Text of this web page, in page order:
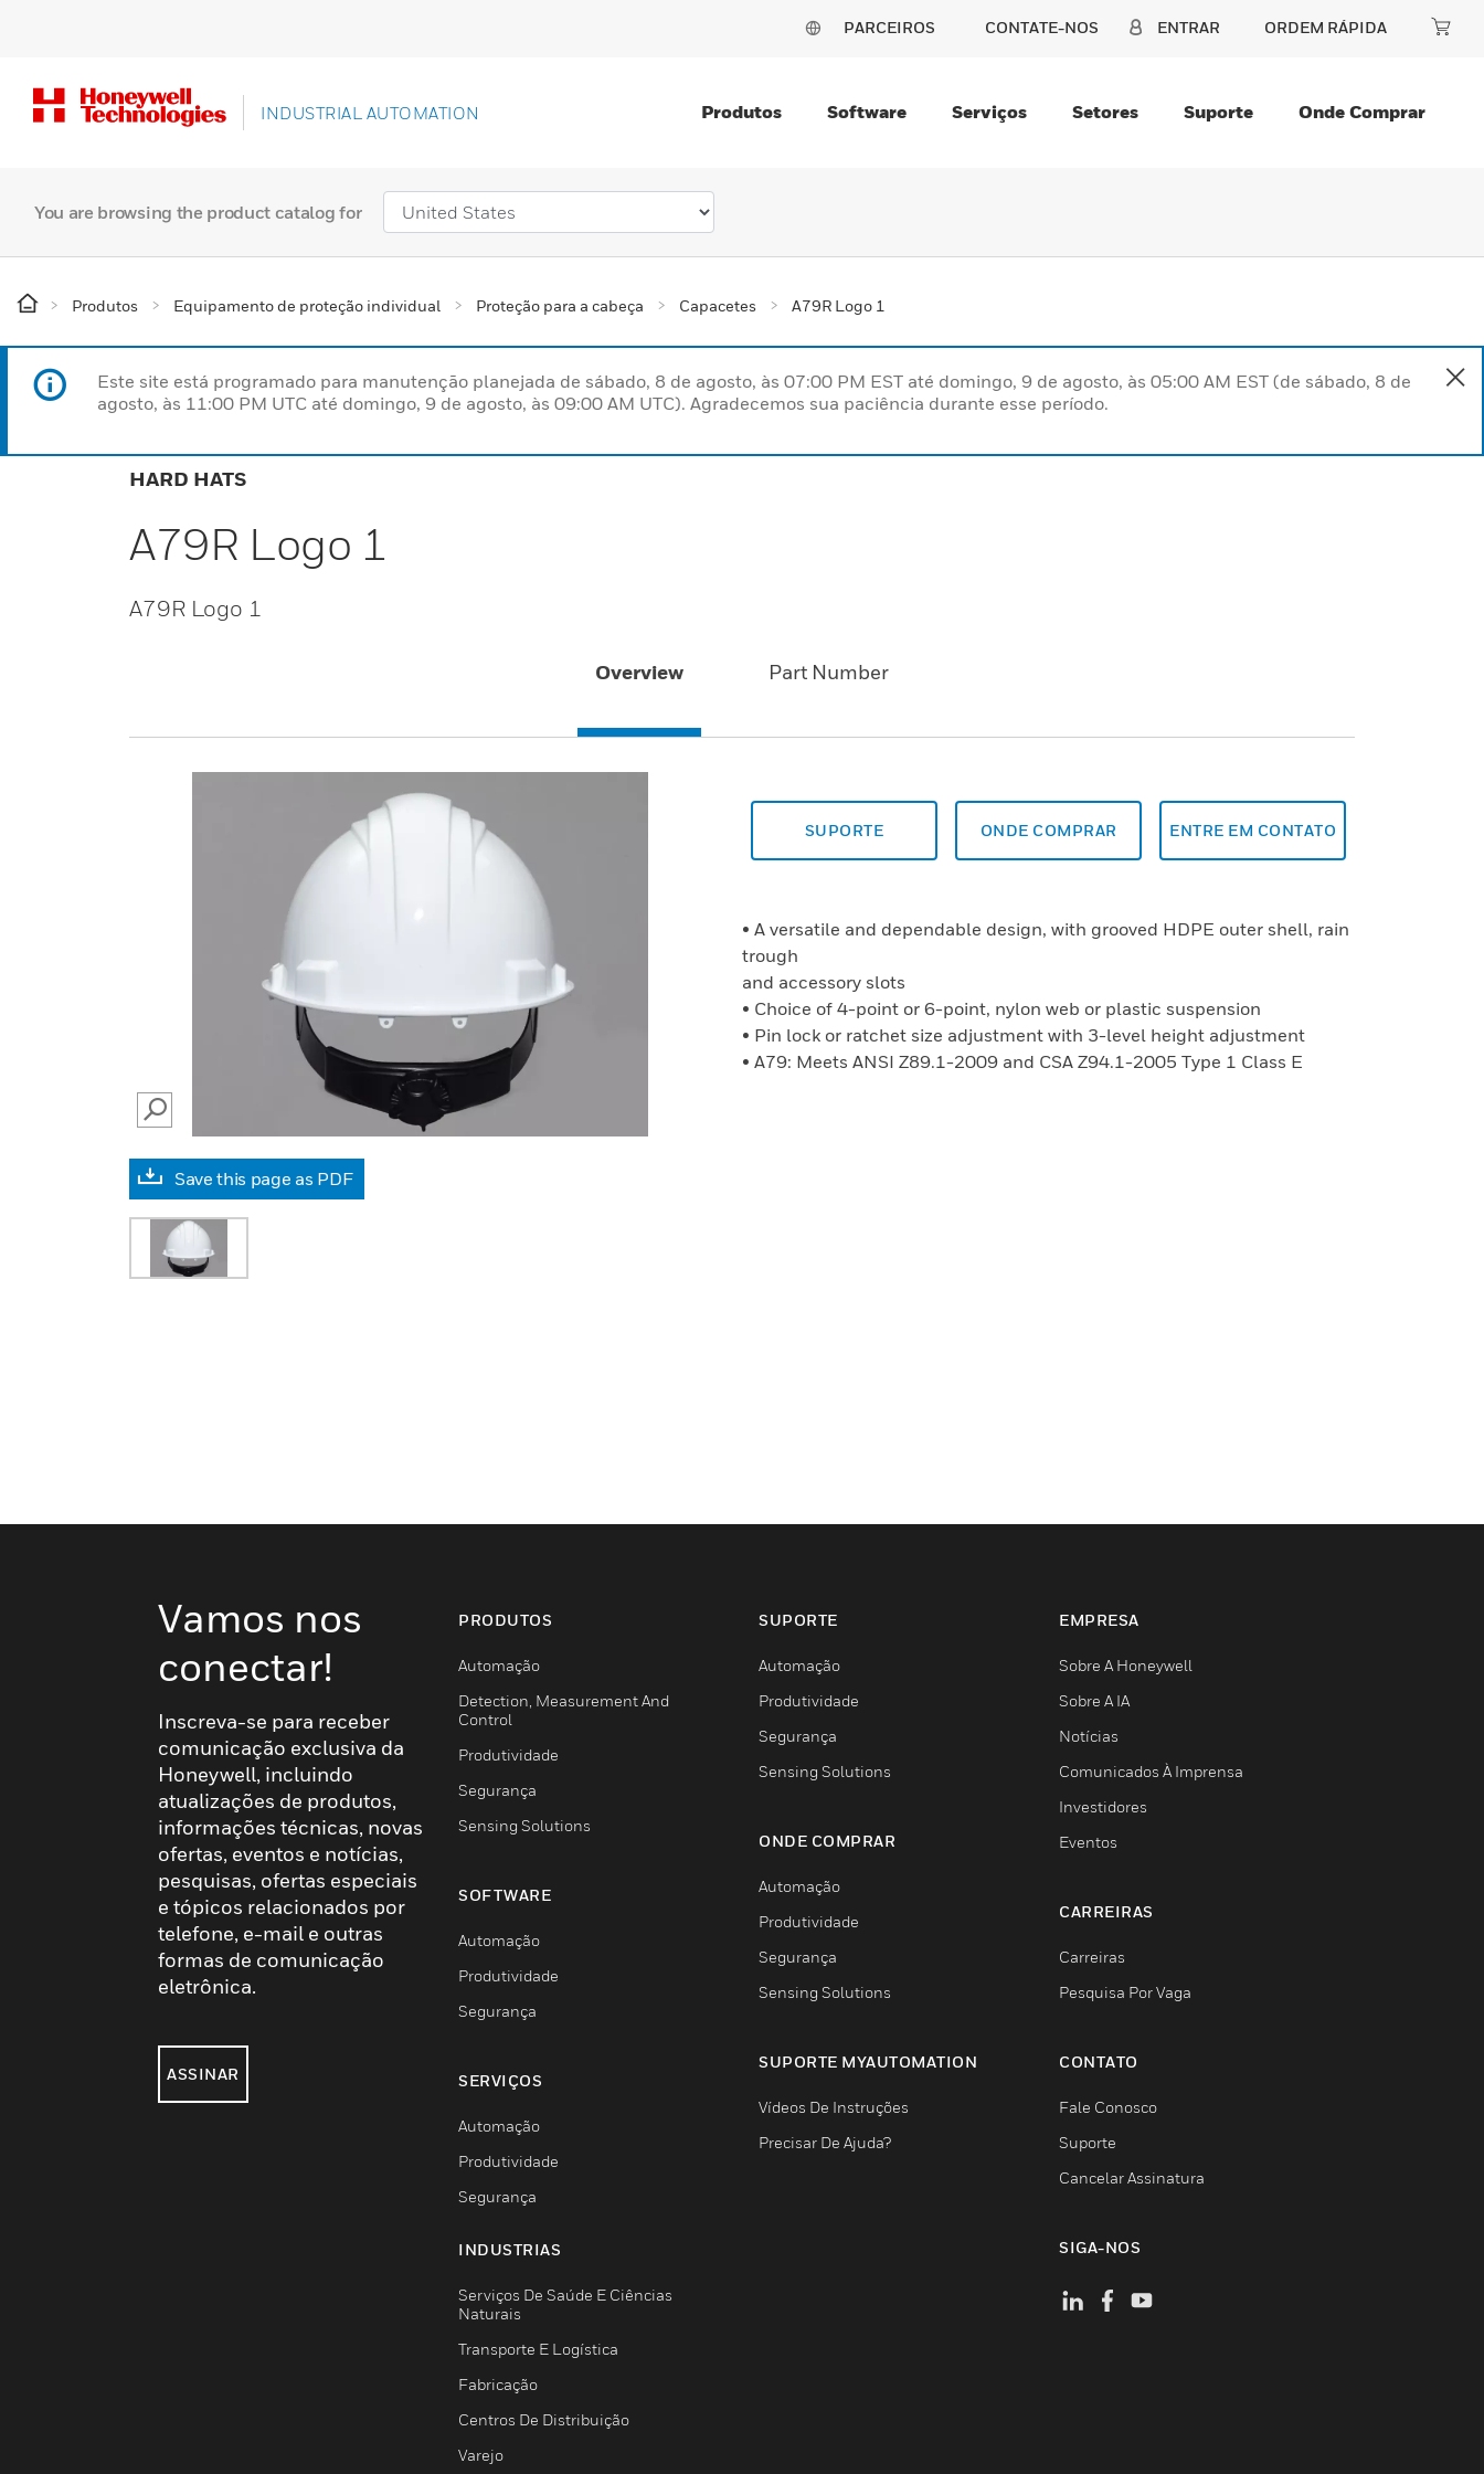
PARCEIROS CONTATE-NOS ENTRAR ORDEM RÁPIDA
INDUSTRIAL AUTOMATION Produtos Software Serviços Setores Suporte Onde Comprar
You are browsing the product catalog for
Produtos Equipamento de proteção individual Proteção para a cabeça Capacetes A79R Logo 1
Este site está programado para manutenção planejada de sábado, 8 de agosto, às 07:00 PM EST até domingo, 9 de agosto, às 05:00 AM EST (de sábado, 8 de
agosto, às 11:00 PM UTC até domingo, 9 de agosto, às 09:00 AM UTC). Agradecemos sua paciência durante esse período.
HARD HATS
A79R Logo 1
A79R Logo 1
Overview Part Number
SEARCH
Save this page as PDF
SUPORTE ONDE COMPRAR ENTRE EM CONTATO
• A versatile and dependable design, with grooved HDPE outer shell, rain
trough
and accessory slots
• Choice of 4-point or 6-point, nylon web or plastic suspension
• Pin lock or ratchet size adjustment with 3-level height adjustment
• A79: Meets ANSI Z89.1-2009 and CSA Z94.1-2005 Type 1 Class E
Vamos nos
conectar!
Inscreva-se para receber
comunicação exclusiva da
Honeywell, incluindo
atualizações de produtos,
informações técnicas, novas
ofertas, eventos e notícias,
pesquisas, ofertas especiais
e tópicos relacionados por
telefone, e-mail e outras
formas de comunicação
eletrônica.
ASSINAR
PRODUTOS
Automação
Detection, Measurement And
Control
Produtividade
Segurança
Sensing Solutions
SOFTWARE
Automação
Produtividade
Segurança
SERVIÇOS
Automação
Produtividade
Segurança
INDUSTRIAS
Serviços De Saúde E Ciências
Naturais
Transporte E Logística
Fabricação
Centros De Distribuição
Varejo
SUPORTE
Automação
Produtividade
Segurança
Sensing Solutions
ONDE COMPRAR
Automação
Produtividade
Segurança
Sensing Solutions
SUPORTE MYAUTOMATION
Vídeos De Instruções
Precisar De Ajuda?
EMPRESA
Sobre A Honeywell
Sobre A IA
Notícias
Comunicados À Imprensa
Investidores
Eventos
CARREIRAS
Carreiras
Pesquisa Por Vaga
CONTATO
Fale Conosco
Suporte
Cancelar Assinatura
SIGA-NOS